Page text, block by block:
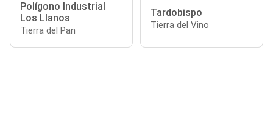
Polígono Industrial
Los Llanos
Tierra del Pan
Tardobispo
Tierra del Vino